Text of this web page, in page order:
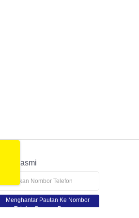
APP Rasmi
Menghantar Pautan Ke Nombor
Telefon Dengan Percuma